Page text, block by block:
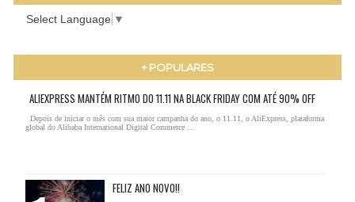
Select Language ▼
+ POPULARES
ALIEXPRESS MANTÉM RITMO DO 11.11 NA BLACK FRIDAY COM ATÉ 90% OFF
Depois de iniciar o mês com sua maior campanha do ano, o 11.11, o AliExpress, plataforma
global do Alibaba International Digital Commerce ...
FELIZ ANO NOVO!!